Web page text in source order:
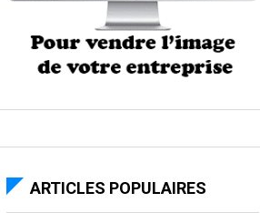
ARTICLES POPULAIRES